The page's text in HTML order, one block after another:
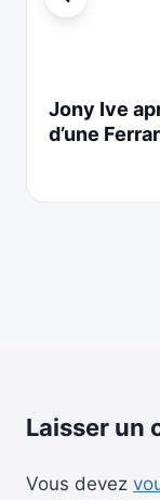
Jony Ive
d’une
Laisser un
Vous devez